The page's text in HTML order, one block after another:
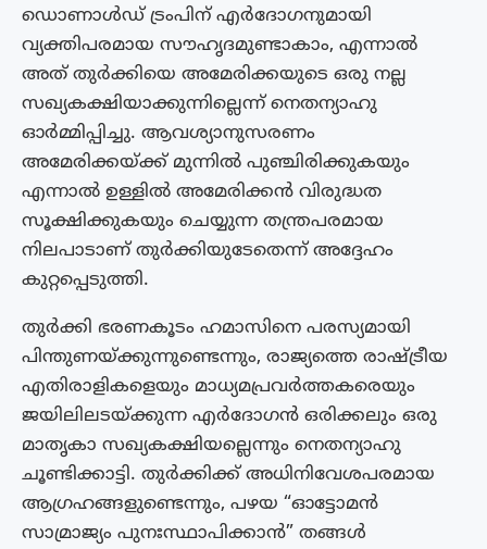
ഡൊണാൾഡ് ട്രംപിന് എർദോഗനുമായി
വ്യക്തിപരമായ സൗഹൃദമുണ്ടാകാം, എന്നാൽ
അത് തുർക്കിയെ അമേരിക്കയുടെ ഒരു നല്ല
സഖ്യകക്ഷിയാക്കുന്നില്ലെന്ന് നെതന്യാഹു
ഓർമ്മിപ്പിച്ചു. ആവശ്യാനുസരണം
അമേരിക്കയ്ക്ക് മുന്നിൽ പുഞ്ചിരിക്കുകയും
എന്നാൽ ഉള്ളിൽ അമേരിക്കൻ വിരുദ്ധത
സൂക്ഷിക്കുകയും ചെയ്യുന്ന തന്ത്രപരമായ
നിലപാടാണ് തുർക്കിയുടേതെന്ന് അദ്ദേഹം
കുറ്റപ്പെടുത്തി.
തുർക്കി ഭരണകൂടം ഹമാസിനെ പരസ്യമായി
പിന്തുണയ്ക്കുന്നുണ്ടെന്നും, രാജ്യത്തെ രാഷ്ട്രീയ
എതിരാളികളെയും മാധ്യമപ്രവർത്തകരെയും
ജയിലിലടയ്ക്കുന്ന എർദോഗൻ ഒരിക്കലും ഒരു
മാതൃകാ സഖ്യകക്ഷിയല്ലെന്നും നെതന്യാഹു
ചൂണ്ടിക്കാട്ടി. തുർക്കിക്ക് അധിനിവേശപരമായ
ആഗ്രഹങ്ങളുണ്ടെന്നും, പഴയ “ഓട്ടോമൻ
സാമ്രാജ്യം പുനഃസ്ഥാപിക്കാൻ” തങ്ങൾ